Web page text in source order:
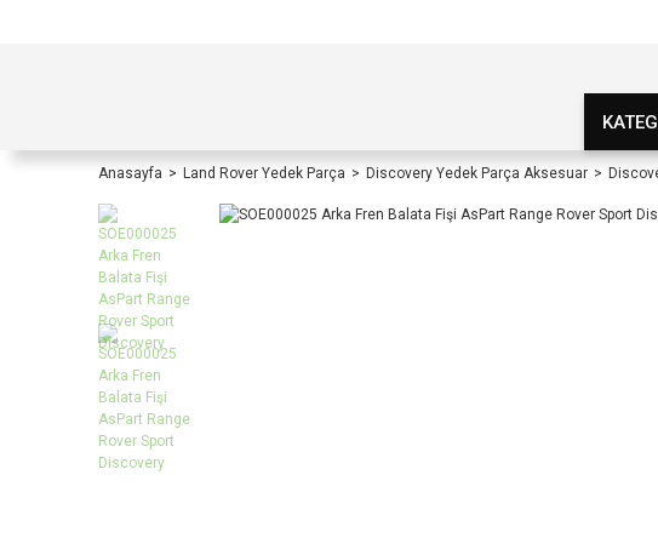
Anasayfa Land Rover Yedek Parça Discovery Yedek Parça Aksesuar